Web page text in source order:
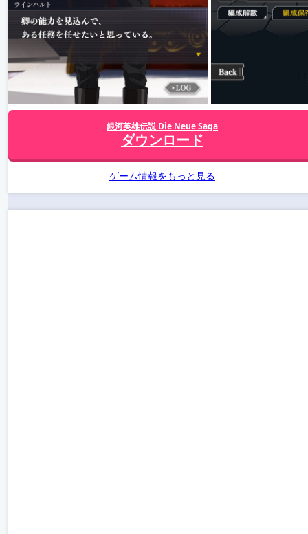
銀河英雄伝説 Die Neue Saga
ダウンロード
ゲーム情報をもっと見る